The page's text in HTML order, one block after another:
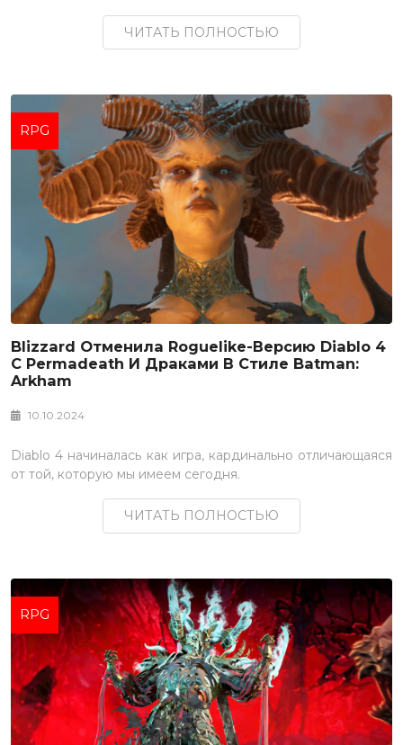
ЧИТАТЬ ПОЛНОСТЬЮ
RPG
Blizzard Отменила Roguelike-Версию Diablo 4
С Permadeath И Драками В Стиле Batman:
Arkham
10.10.2024
Diablo 4 начиналась как игра, кардинально отличающаяся
от той, которую мы имеем сегодня.
ЧИТАТЬ ПОЛНОСТЬЮ
RPG